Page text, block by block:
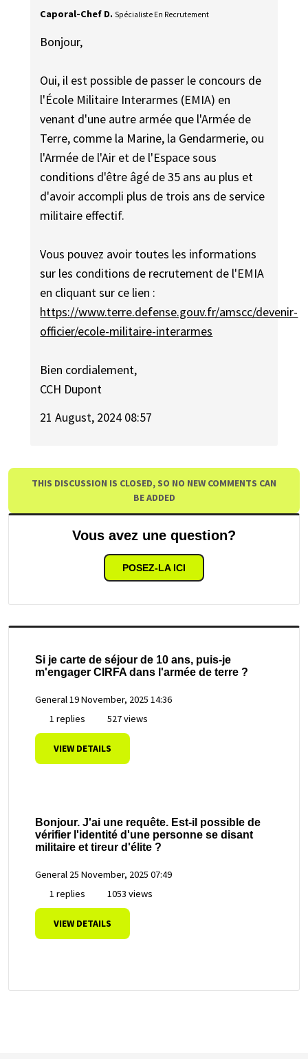
Caporal-Chef D. Spécialiste En Recrutement
Bonjour,
Oui, il est possible de passer le concours de
l'École Militaire Interarmes (EMIA) en
venant d'une autre armée que l'Armée de
Terre, comme la Marine, la Gendarmerie, ou
l'Armée de l'Air et de l'Espace sous
conditions d'être âgé de 35 ans au plus et
d'avoir accompli plus de trois ans de service
militaire effectif.
Vous pouvez avoir toutes les informations
sur les conditions de recrutement de l'EMIA
en cliquant sur ce lien :
https://www.terre.defense.gouv.fr/amscc/devenir-
officier/ecole-militaire-interarmes
Bien cordialement,
CCH Dupont
21 August, 2024 08:57
THIS DISCUSSION IS CLOSED, SO NO NEW COMMENTS CAN
BE ADDED
Vous avez une question?
POSEZ-LA ICI
Si je carte de séjour de 10 ans, puis-je
m'engager CIRFA dans l'armée de terre ?
General19 November, 2025 14:36
1 replies
527 views
VIEW DETAILS
Bonjour. J'ai une requête. Est-il possible de
vérifier l'identité d'une personne se disant
militaire et tireur d'élite ?
General 25 November, 2025 07:49
1 replies
1053 views
VIEW DETAILS